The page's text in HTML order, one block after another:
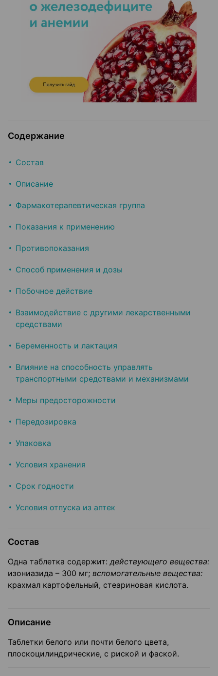
Содержание
Состав
Описание
Фармакотерапевтическая группа
Показания к применению
Противопоказания
Способ применения и дозы
Побочное действие
Взаимодействие с другими лекарственными
средствами
Беременность и лактация
Влияние на способность управлять
транспортными средствами и механизмами
Меры предосторожности
Передозировка
Упаковка
Условия хранения
Срок годности
Условия отпуска из аптек
Состав
Одна таблетка содержит:действующего вещества:
изониазида – 300 мг; вспомогательные вещества:
крахмал картофельный, стеариновая кислота.
Описание
Таблетки белого или почти белого цвета,
плоскоцилиндрические, с риской и фаской.